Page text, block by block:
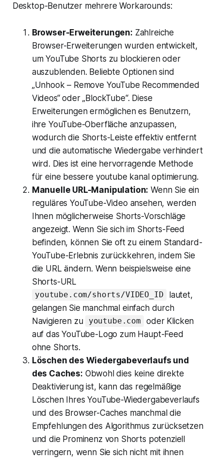
Desktop-Benutzer mehrere Workarounds:
Browser-Erweiterungen: Zahlreiche
Browser-Erweiterungen wurden entwickelt,
um YouTube Shorts zu blockieren oder
auszublenden. Beliebte Optionen sind
„Unhook – Remove YouTube Recommended
Videos“ oder „BlockTube“. Diese
Erweiterungen ermöglichen es Benutzern,
ihre YouTube-Oberfläche anzupassen,
wodurch die Shorts-Leiste effektiv entfernt
und die automatische Wiedergabe verhindert
wird. Dies ist eine hervorragende Methode
für eine bessere youtube kanal optimierung.
Manuelle URL-Manipulation: Wenn Sie ein
reguläres YouTube-Video ansehen, werden
Ihnen möglicherweise Shorts-Vorschläge
angezeigt. Wenn Sie sich im Shorts-Feed
befinden, können Sie oft zu einem Standard-
YouTube-Erlebnis zurückkehren, indem Sie
die URL ändern. Wenn beispielsweise eine
Shorts-URL
youtube.com/shorts/VIDEO_ID
lautet,
gelangen Sie manchmal einfach durch
Navigieren zu
youtube.com
oder Klicken
auf das YouTube-Logo zum Haupt-Feed
ohne Shorts.
Löschen des Wiedergabeverlaufs und
des Caches: Obwohl dies keine direkte
Deaktivierung ist, kann das regelmäßige
Löschen Ihres YouTube-Wiedergabeverlaufs
und des Browser-Caches manchmal die
Empfehlungen des Algorithmus zurücksetzen
und die Prominenz von Shorts potenziell
verringern, wenn Sie sich nicht mit ihnen